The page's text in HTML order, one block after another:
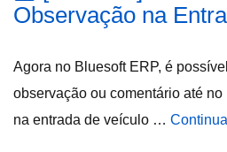
Observação na
Agora no Bluesoft ERP, é
observação ou comentário até
na entrada de veículo …